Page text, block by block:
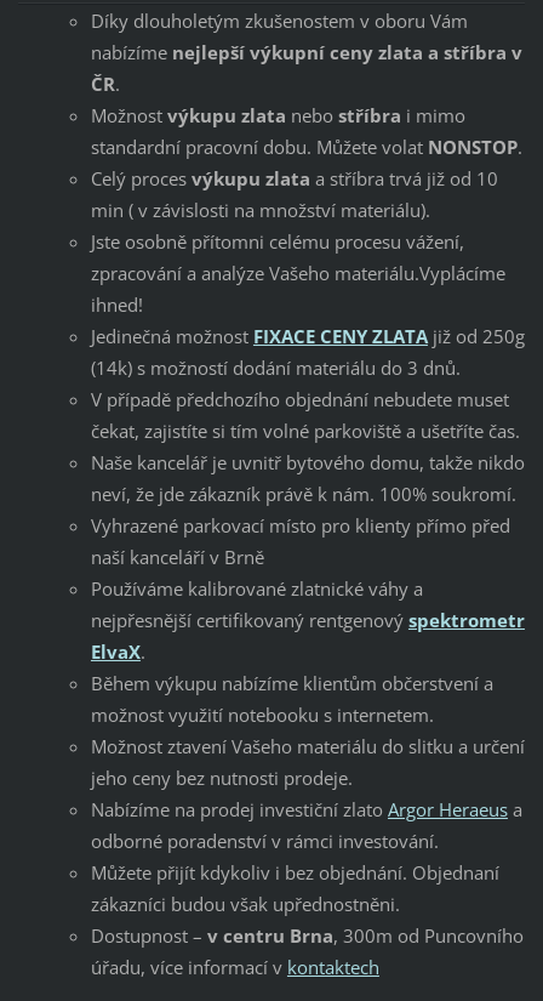
Díky dlouholetým zkušenostem v oboru Vám
nabízíme nejlepší výkupní ceny zlata a stříbra v
ČR.
Možnost výkupu zlata nebo stříbra i mimo
standardní pracovní dobu. Můžete volat NONSTOP.
Celý proces výkupu zlata a stříbra trvá již od 10
min ( v závislosti na množství materiálu).
Jste osobně přítomni celému procesu vážení,
zpracování a analýze Vašeho materiálu.Vyplácíme
ihned!
Jedinečná možnost FIXACE CENY ZLATAjiž od 250g
(14k) s možností dodání materiálu do 3 dnů.
V případě předchozího objednání nebudete muset
čekat, zajistíte si tím volné parkoviště a ušetříte čas.
Naše kancelář je uvnitř bytového domu, takže nikdo
neví, že jde zákazník právě k nám. 100% soukromí.
Vyhrazené parkovací místo pro klienty přímo před
naší kanceláří v Brně
Používáme kalibrované zlatnické váhy a
nejpřesnější certifikovaný rentgenový spektrometr
ElvaX.
Během výkupu nabízíme klientům občerstvení a
možnost využití notebooku s internetem.
Možnost ztavení Vašeho materiálu do slitku a určení
jeho ceny bez nutnosti prodeje.
Nabízíme na prodej investiční zlato Argor Heraeusa
odborné poradenství v rámci investování.
Můžete přijít kdykoliv i bez objednání. Objednaní
zákazníci budou však upřednostněni.
Dostupnost – v centru Brna, 300m od Puncovního
úřadu, více informací v kontaktech